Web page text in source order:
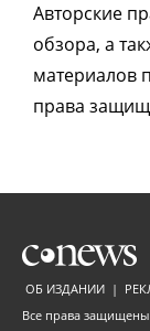
Авторские
обзора, а
материалов
права
ОБ ИЗДАНИИ |
Все права